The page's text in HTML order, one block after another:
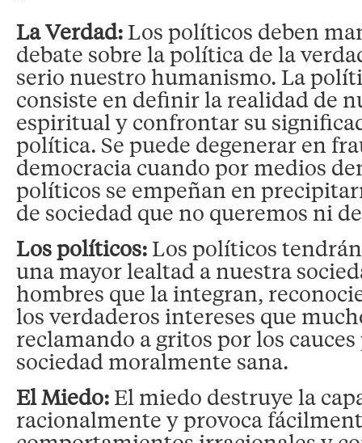
La Verdad: Los políticos deben
debate sobre la política de la
serio nuestro humanismo. La
consiste en definir la realidad de
espiritual y confrontar su
política. Se puede degenerar en
democracia cuando por medios
políticos se empeñan en
de sociedad que no queremos ni
Los políticos: Los políticos
una mayor lealtad a nuestra
hombres que la integran,
los verdaderos intereses que
reclamando a gritos por los
sociedad moralmente sana.
El Miedo: El miedo destruye la
racionalmente y provoca